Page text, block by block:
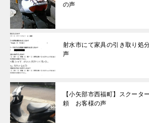
の声
射水市にて家具の引き取り
声
【小矢部市西福町】スクータ
頼 お客様の声